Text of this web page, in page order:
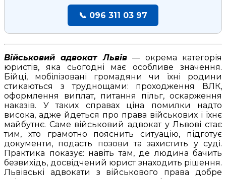
📞 096 311 03 97
Військовий адвокат Львів — окрема категорія
юристів, яка сьогодні має особливе значення.
Бійці, мобілізовані громадяни чи їхні родини
стикаються з труднощами: проходження ВЛК,
оформлення виплат, питання пільг, оскарження
наказів. У таких справах ціна помилки надто
висока, адже йдеться про права військових і їхнє
майбутнє. Саме військовий адвокат у Львові стає
тим, хто грамотно пояснить ситуацію, підготує
документи, подасть позови та захистить у суді.
Практика показує: навіть там, де людина бачить
безвихідь, досвідчений юрист знаходить рішення.
Львівські адвокати з військового права добре